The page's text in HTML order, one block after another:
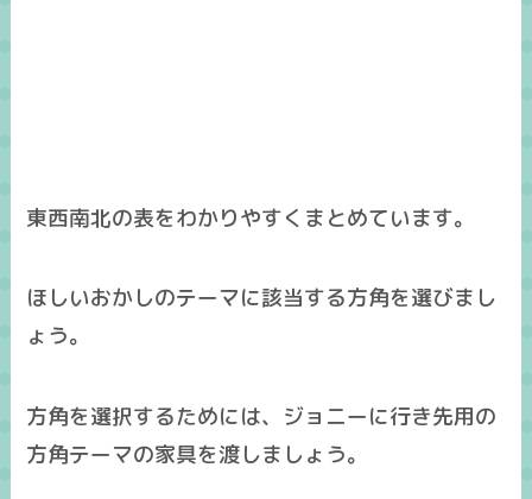
東西南北の表をわかりやすくまとめています。
ほしいおかしのテーマに該当する方角を選びまし
ょう。
方角を選択するためには、ジョニーに行き先用の
方角テーマの家具を渡しましょう。